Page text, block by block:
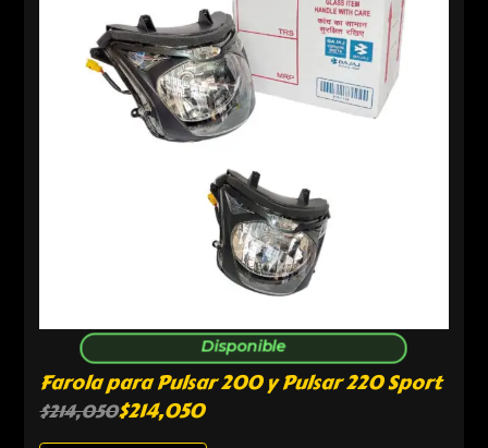
Disponible
Farola para Pulsar 200 y Pulsar 220 Sport
$214,050$214,050